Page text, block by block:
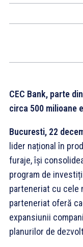
CEC Bank, parte
circa 500 milioane
Bucuresti, 22
lider național în
furaje, își
program de
parteneriat cu cele
parteneriat oferă
expansiunii
planurilor de